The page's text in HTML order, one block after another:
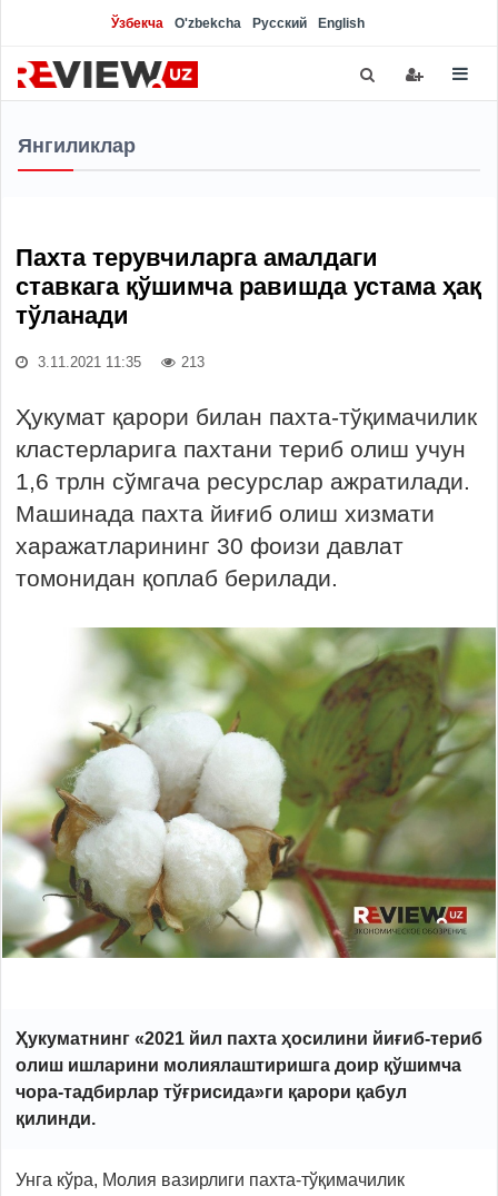
Ўзбекча O'zbekcha Русский English
Янгиликлар
Пахта терувчиларга амалдаги
ставкага қўшимча равишда устама ҳақ
тўланади
3.11.2021 11:35 213
Ҳукумат қарори билан пахта-тўқимачилик
кластерларига пахтани териб олиш учун
1,6 трлн сўмгача ресурслар ажратилади.
Машинада пахта йиғиб олиш хизмати
харажатларининг 30 фоизи давлат
томонидан қоплаб берилади.
Ҳукуматнинг «2021 йил пахта ҳосилини йиғиб-териб
олиш ишларини молиялаштиришга доир қўшимча
чора-тадбирлар тўғрисида»ги қарори қабул
қилинди.
Унга кўра, Молия вазирлиги пахта-тўқимачилик